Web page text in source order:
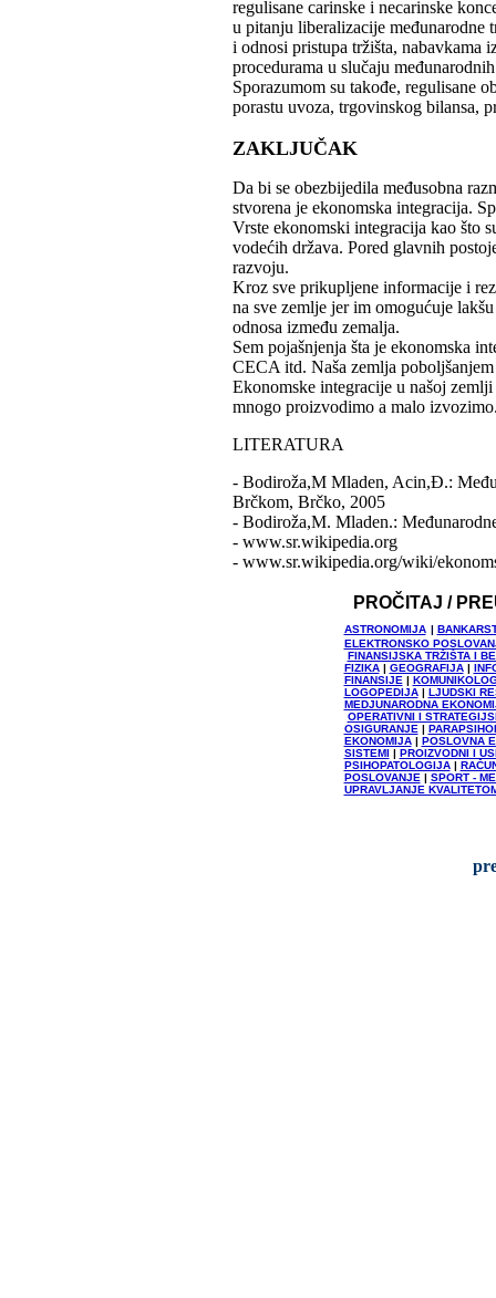
regulisane carinske i necarinske
u pitanju liberalizacije međunarodne
i odnosi pristupa tržišta, nabavkama
procedurama u slučaju
Sporazumom su takođe, regulisane
porastu uvoza, trgovinskog bilansa,
ZAKLJUČAK
Da bi se obezbijedila međusobna
stvorena je ekonomska integracija.
Vrste ekonomski integracija kao što
vodećih država. Pored glavnih
razvoju.
Kroz sve prikupljene informacije i
na sve zemlje jer im omogućuje
odnosa između zemalja.
Sem pojašnjenja šta je ekonomska
CECA itd. Naša zemlja
Ekonomske integracije u našoj
mnogo proizvodimo a malo
LITERATURA
- Bodiroža,M Mladen, Acin,Đ.:
Brčkom, Brčko, 2005
- Bodiroža,M. Mladen.:
- www.sr.wikipedia.org
- www.sr.wikipedia.org/wiki/
PROČITAJ /
ASTRONOMIJA
ELEKTRONSKO
FINANSIJSKA TRŽIŠTA I
FIZIKA| GEOGRAFIJA|
FINANSIJE|
LOGOPEDIJA|
LJUDSKI
MEDJUNARODNA
OPERATIVNI I
OSIGURANJE|
EKONOMIJA|
POSLOVNA
SISTEMI
PROIZVODNI I
PSIHOPATOLOGIJA|
POSLOVANJE| SPORT -
UPRAVLJANJE